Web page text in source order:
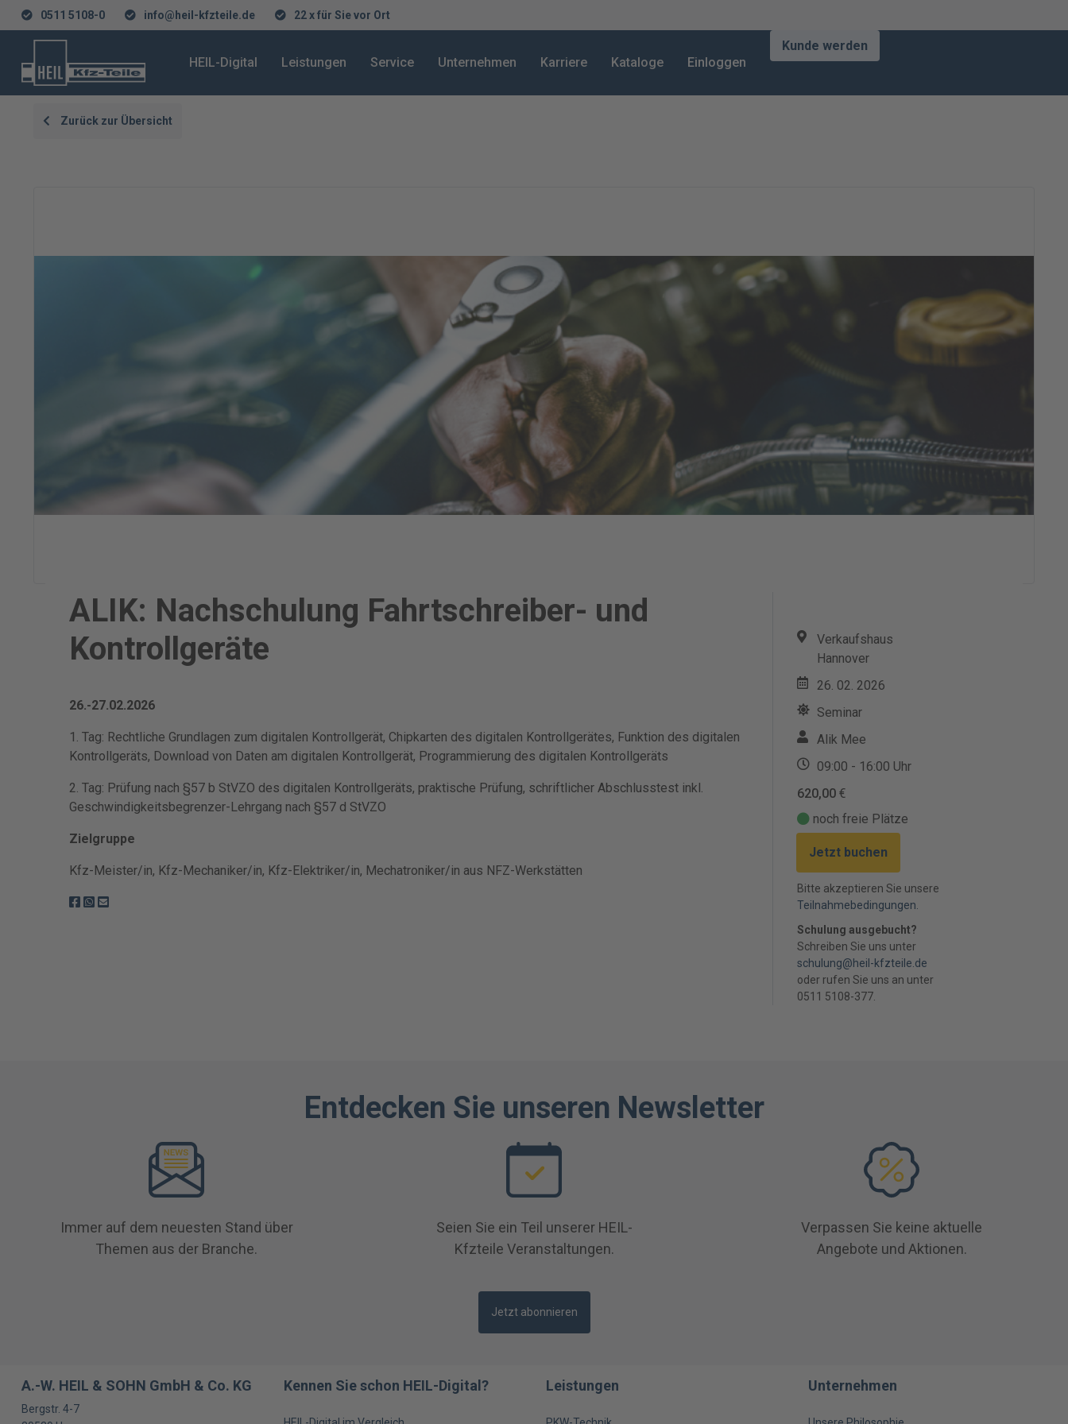
0511 5108-0 info@heil-kfzteile.de 22 x für Sie vor Ort
HEIL-Digital Leistungen Service Unternehmen Karriere Kataloge Einloggen
Kunde werden
Zurück zur Übersicht
ALIK: Nachschulung Fahrtschreiber- und
Kontrollgeräte
26.-27.02.2026
1. Tag: Rechtliche Grundlagen zum digitalen Kontrollgerät, Chipkarten des digitalen Kontrollgerätes, Funktion des digitalen
Kontrollgeräts, Download von Daten am digitalen Kontrollgerät, Programmierung des digitalen Kontrollgeräts
2. Tag: Prüfung nach §57 b StVZO des digitalen Kontrollgeräts, praktische Prüfung, schriftlicher Abschlusstest inkl.
Geschwindigkeitsbegrenzer-Lehrgang nach §57 d StVZO
Zielgruppe
Kfz-Meister/in, Kfz-Mechaniker/in, Kfz-Elektriker/in, Mechatroniker/in aus NFZ-Werkstätten
Verkaufshaus
Hannover
26. 02. 2026
Seminar
Alik Mee
09:00 - 16:00 Uhr
620,00 €
noch freie Plätze
Jetzt buchen
Bitte akzeptieren Sie unsere
Teilnahmebedingungen.
Schulung ausgebucht?
Schreiben Sie uns unter
schulung@heil-kfzteile.de
oder rufen Sie uns an unter
0511 5108-377.
Entdecken Sie unseren Newsletter
Immer auf dem neuesten Stand über
Themen aus der Branche.
Seien Sie ein Teil unserer HEIL-
Kfzteile Veranstaltungen.
Verpassen Sie keine aktuelle
Angebote und Aktionen.
Jetzt abonnieren
A.-W. HEIL & SOHN GmbH & Co. KG
Bergstr. 4-7
Kennen Sie schon HEIL-Digital? Leistungen Unternehmen